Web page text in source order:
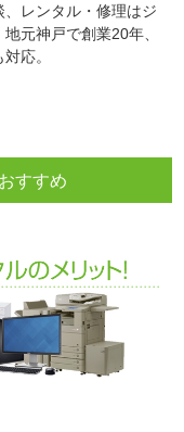
レンタル・修理はジ
元神戸で創業20年、
応。
すすめ